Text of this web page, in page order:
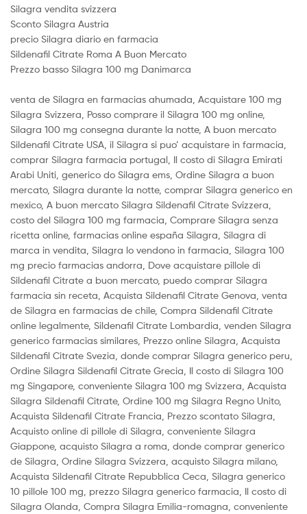
Silagra vendita svizzera
Sconto Silagra Austria
precio Silagra diario en farmacia
Sildenafil Citrate Roma A Buon Mercato
Prezzo basso Silagra 100 mg Danimarca
venta de Silagra en farmacias ahumada, Acquistare 100 mg
Silagra Svizzera, Posso comprare il Silagra 100 mg online,
Silagra 100 mg consegna durante la notte, A buon mercato
Sildenafil Citrate USA, il Silagra si puo’ acquistare in farmacia,
comprar Silagra farmacia portugal, Il costo di Silagra Emirati
Arabi Uniti, generico do Silagra ems, Ordine Silagra a buon
mercato, Silagra durante la notte, comprar Silagra generico en
mexico, A buon mercato Silagra Sildenafil Citrate Svizzera,
costo del Silagra 100 mg farmacia, Comprare Silagra senza
ricetta online, farmacias online españa Silagra, Silagra di
marca in vendita, Silagra lo vendono in farmacia, Silagra 100
mg precio farmacias andorra, Dove acquistare pillole di
Sildenafil Citrate a buon mercato, puedo comprar Silagra
farmacia sin receta, Acquista Sildenafil Citrate Genova, venta
de Silagra en farmacias de chile, Compra Sildenafil Citrate
online legalmente, Sildenafil Citrate Lombardia, venden Silagra
generico farmacias similares, Prezzo online Silagra, Acquista
Sildenafil Citrate Svezia, donde comprar Silagra generico peru,
Ordine Silagra Sildenafil Citrate Grecia, Il costo di Silagra 100
mg Singapore, conveniente Silagra 100 mg Svizzera, Acquista
Silagra Sildenafil Citrate, Ordine 100 mg Silagra Regno Unito,
Acquista Sildenafil Citrate Francia, Prezzo scontato Silagra,
Acquisto online di pillole di Silagra, conveniente Silagra
Giappone, acquisto Silagra a roma, donde comprar generico
de Silagra, Ordine Silagra Svizzera, acquisto Silagra milano,
Acquista Sildenafil Citrate Repubblica Ceca, Silagra generico
10 pillole 100 mg, prezzo Silagra generico farmacia, Il costo di
Silagra Olanda, Compra Silagra Emilia-romagna, conveniente